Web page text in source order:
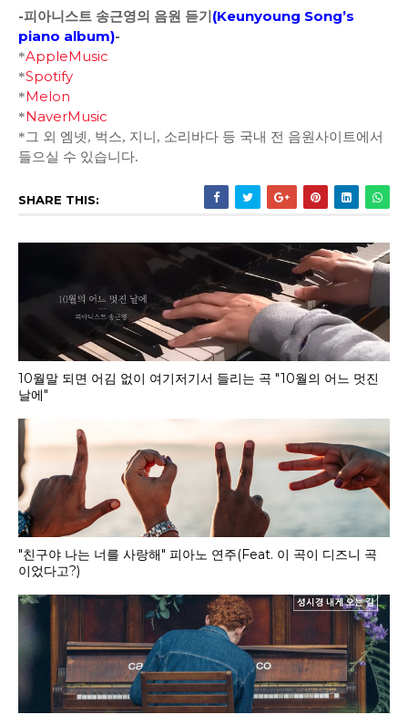
-피아니스트 송근영의 음원 듣기 (Keunyoung Song’s
piano album)-
*AppleMusic
*Spotify
*Melon
*NaverMusic
*그 외 엠넷, 벅스, 지니, 소리바다 등 국내 전 음원사이트에서
들으실 수 있습니다.
SHARE THIS:
10월말 되면 어김 없이 여기저기서 들리는 곡 "10월의 어느 멋진
날에"
"친구야 나는 너를 사랑해" 피아노 연주(Feat. 이 곡이 디즈니 곡
이었다고?)